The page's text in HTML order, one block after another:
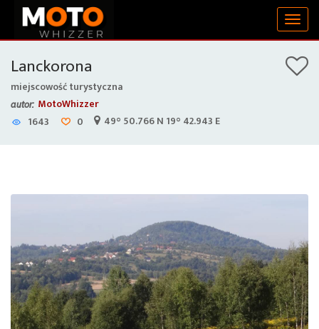
Lanckorona
miejscowość turystyczna
autor: MotoWhizzer
1643
0 49° 50.766 N 19° 42.943 E